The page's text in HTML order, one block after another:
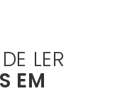
LER
EM